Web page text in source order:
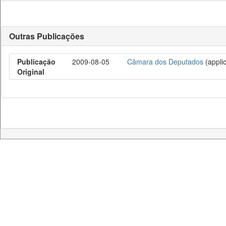
Outras Publicações
Publicação
Original
2009-08-05 Câmara dos Deputados